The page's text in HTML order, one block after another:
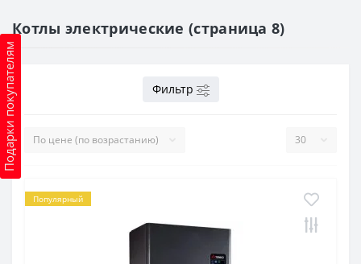
Подарки покупателям
Котлы электрические (страница 8)
Фильтр
Популярный